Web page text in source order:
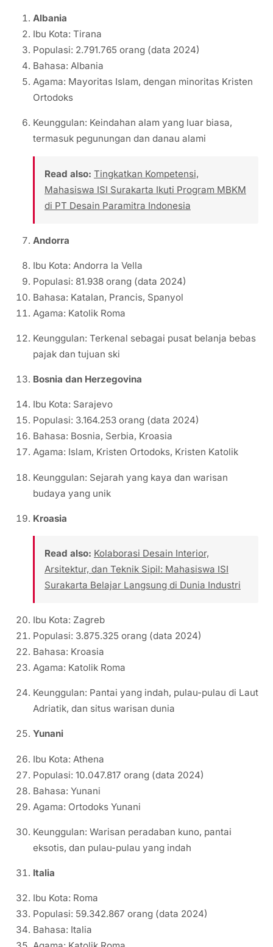
Albania
Ibu Kota: Tirana
Populasi: 2.791.765 orang (data 2024)
Bahasa: Albania
Agama: Mayoritas Islam, dengan minoritas Kristen
Ortodoks
Keunggulan: Keindahan alam yang luar biasa,
termasuk pegunungan dan danau alami
Read also: Tingkatkan Kompetensi,
Mahasiswa ISI Surakarta Ikuti Program MBKM
di PT Desain Paramitra Indonesia
Andorra
Ibu Kota: Andorra la Vella
Populasi: 81.938 orang (data 2024)
Bahasa: Katalan, Prancis, Spanyol
Agama: Katolik Roma
Keunggulan: Terkenal sebagai pusat belanja bebas
pajak dan tujuan ski
Bosnia dan Herzegovina
Ibu Kota: Sarajevo
Populasi: 3.164.253 orang (data 2024)
Bahasa: Bosnia, Serbia, Kroasia
Agama: Islam, Kristen Ortodoks, Kristen Katolik
Keunggulan: Sejarah yang kaya dan warisan
budaya yang unik
Kroasia
Read also: Kolaborasi Desain Interior,
Arsitektur, dan Teknik Sipil: Mahasiswa ISI
Surakarta Belajar Langsung di Dunia Industri
Ibu Kota: Zagreb
Populasi: 3.875.325 orang (data 2024)
Bahasa: Kroasia
Agama: Katolik Roma
Keunggulan: Pantai yang indah, pulau-pulau di Laut
Adriatik, dan situs warisan dunia
Yunani
Ibu Kota: Athena
Populasi: 10.047.817 orang (data 2024)
Bahasa: Yunani
Agama: Ortodoks Yunani
Keunggulan: Warisan peradaban kuno, pantai
eksotis, dan pulau-pulau yang indah
Italia
Ibu Kota: Roma
Populasi: 59.342.867 orang (data 2024)
Bahasa: Italia